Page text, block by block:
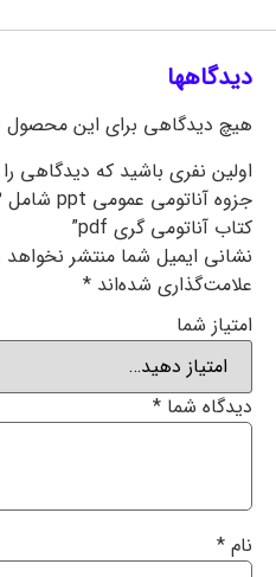
دیدگاهها
هیچ دیدگاهی برای این
اولین نفری باشید که دیدگاهی
کتاب آناتومی گری pdf”
نشانی ایمیل شما منتشر
علامت‌گذاری شده‌اند *
امتیاز شما
دیدگاه شما *
نام *